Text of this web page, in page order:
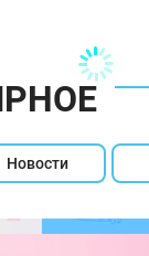
Новости